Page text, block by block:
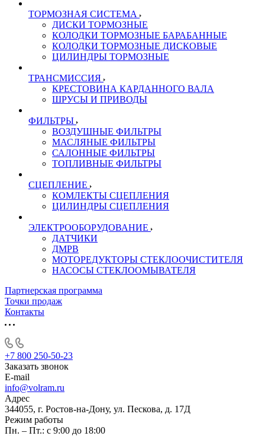
ТОРМОЗНАЯ СИСТЕМА
ДИСКИ ТОРМОЗНЫЕ
КОЛОДКИ ТОРМОЗНЫЕ БАРАБАННЫЕ
КОЛОДКИ ТОРМОЗНЫЕ ДИСКОВЫЕ
ЦИЛИНДРЫ ТОРМОЗНЫЕ
ТРАНСМИССИЯ
КРЕСТОВИНА КАРДАННОГО ВАЛА
ШРУСЫ И ПРИВОДЫ
ФИЛЬТРЫ
ВОЗДУШНЫЕ ФИЛЬТРЫ
МАСЛЯНЫЕ ФИЛЬТРЫ
САЛОННЫЕ ФИЛЬТРЫ
ТОПЛИВНЫЕ ФИЛЬТРЫ
СЦЕПЛЕНИЕ
КОМЛЕКТЫ СЦЕПЛЕНИЯ
ЦИЛИНДРЫ СЦЕПЛЕНИЯ
ЭЛЕКТРООБОРУДОВАНИЕ
ДАТЧИКИ
ДМРВ
МОТОРЕДУКТОРЫ СТЕКЛООЧИСТИТЕЛЯ
НАСОСЫ СТЕКЛООМЫВАТЕЛЯ
Партнерская программа
Точки продаж
Контакты
+7 800 250-50-23
Заказать звонок
E-mail
info@volram.ru
Адрес
344055, г. Ростов-на-Дону, ул. Пескова, д. 17Д
Режим работы
Пн. – Пт.: с 9:00 до 18:00